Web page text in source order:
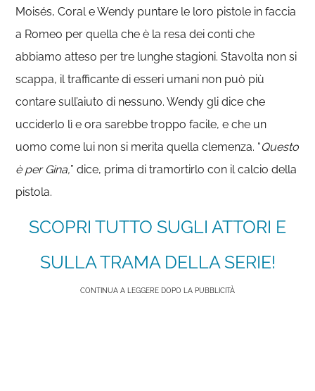
Moisés, Coral e Wendy puntare le loro pistole in faccia
a Romeo per quella che è la resa dei conti che
abbiamo atteso per tre lunghe stagioni. Stavolta non si
scappa, il trafficante di esseri umani non può più
contare sull’aiuto di nessuno. Wendy gli dice che
ucciderlo lì e ora sarebbe troppo facile, e che un
uomo come lui non si merita quella clemenza. “Questo
è per Gina,” dice, prima di tramortirlo con il calcio della
pistola.
SCOPRI TUTTO SUGLI ATTORI E
SULLA TRAMA DELLA SERIE!
CONTINUA A LEGGERE DOPO LA PUBBLICITÀ